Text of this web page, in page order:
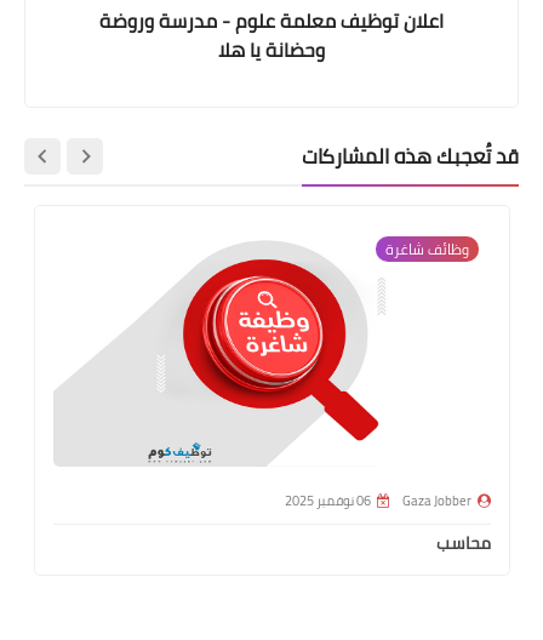
اعلان توظيف معلمة علوم - مدرسة وروضة
وحضانة يا هلا
قد تُعجبك هذه المشاركات
وظائف شاغرة
Gaza Jobber 06 نوفمبر 2025
محاسب